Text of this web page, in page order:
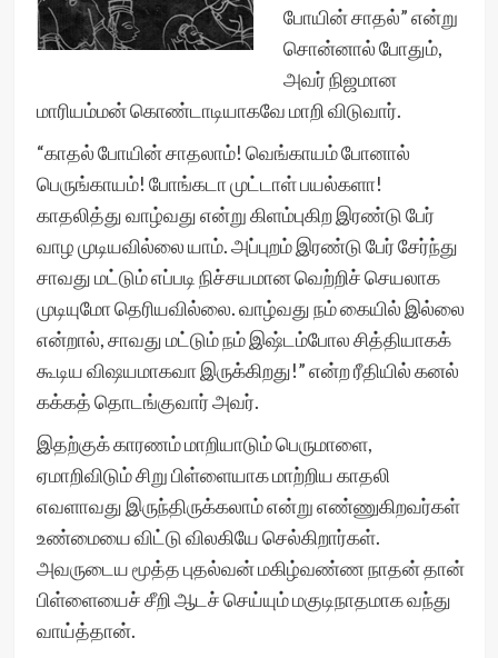
போயின் சாதல்” என்று
சொன்னால் போதும்,
அவர் நிஜமான
மாரியம்மன் கொண்டாடியாகவே மாறி விடுவார்.
“காதல் போயின் சாதலாம்! வெங்காயம் போனால்
பெருங்காயம்! போங்கடா முட்டாள் பயல்களா!
காதலித்து வாழ்வது என்று கிளம்புகிற இரண்டு பேர்
வாழ முடியவில்லை யாம். அப்புறம் இரண்டு பேர் சேர்ந்து
சாவது மட்டும் எப்படி நிச்சயமான வெற்றிச் செயலாக
முடியுமோ தெரியவில்லை. வாழ்வது நம் கையில் இல்லை
என்றால், சாவது மட்டும் நம் இஷ்டம்போல சித்தியாகக்
கூடிய விஷயமாகவா இருக்கிறது!” என்ற ரீதியில் கனல்
கக்கத் தொடங்குவார் அவர்.
இதற்குக் காரணம் மாறியாடும் பெருமாளை,
ஏமாறிவிடும் சிறு பிள்ளையாக மாற்றிய காதலி
எவளாவது இருந்திருக்கலாம் என்று எண்ணுகிறவர்கள்
உண்மையை விட்டு விலகியே செல்கிறார்கள்.
அவருடைய மூத்த புதல்வன் மகிழ்வண்ண நாதன் தான்
பிள்ளையைச் சீறி ஆடச் செய்யும் மகுடிநாதமாக வந்து
வாய்த்தான்.